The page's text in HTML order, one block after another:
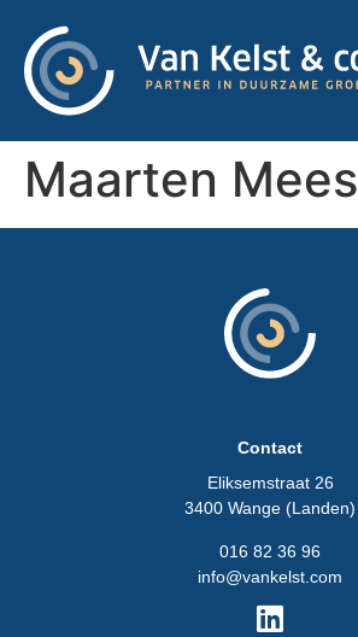
Maarten Mees
Contact
Eliksemstraat 26
3400 Wange (Landen)
016 82 36 96
info@vankelst.com